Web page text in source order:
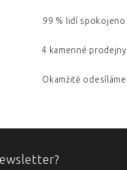
99 % lidí spokojeno
4 kamenné prodejny
Okamžitě odesíláme